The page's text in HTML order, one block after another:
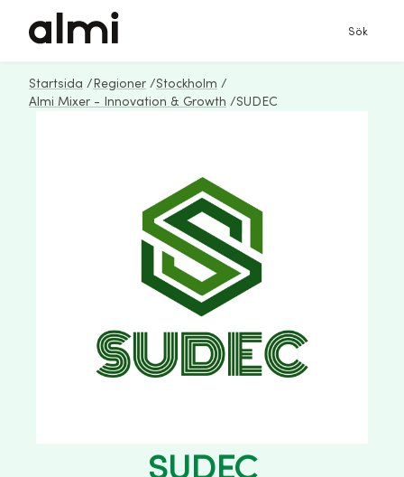
Sök
Startsida / Regioner /Stockholm /
Almi Mixer - Innovation & Growth /SUDEC